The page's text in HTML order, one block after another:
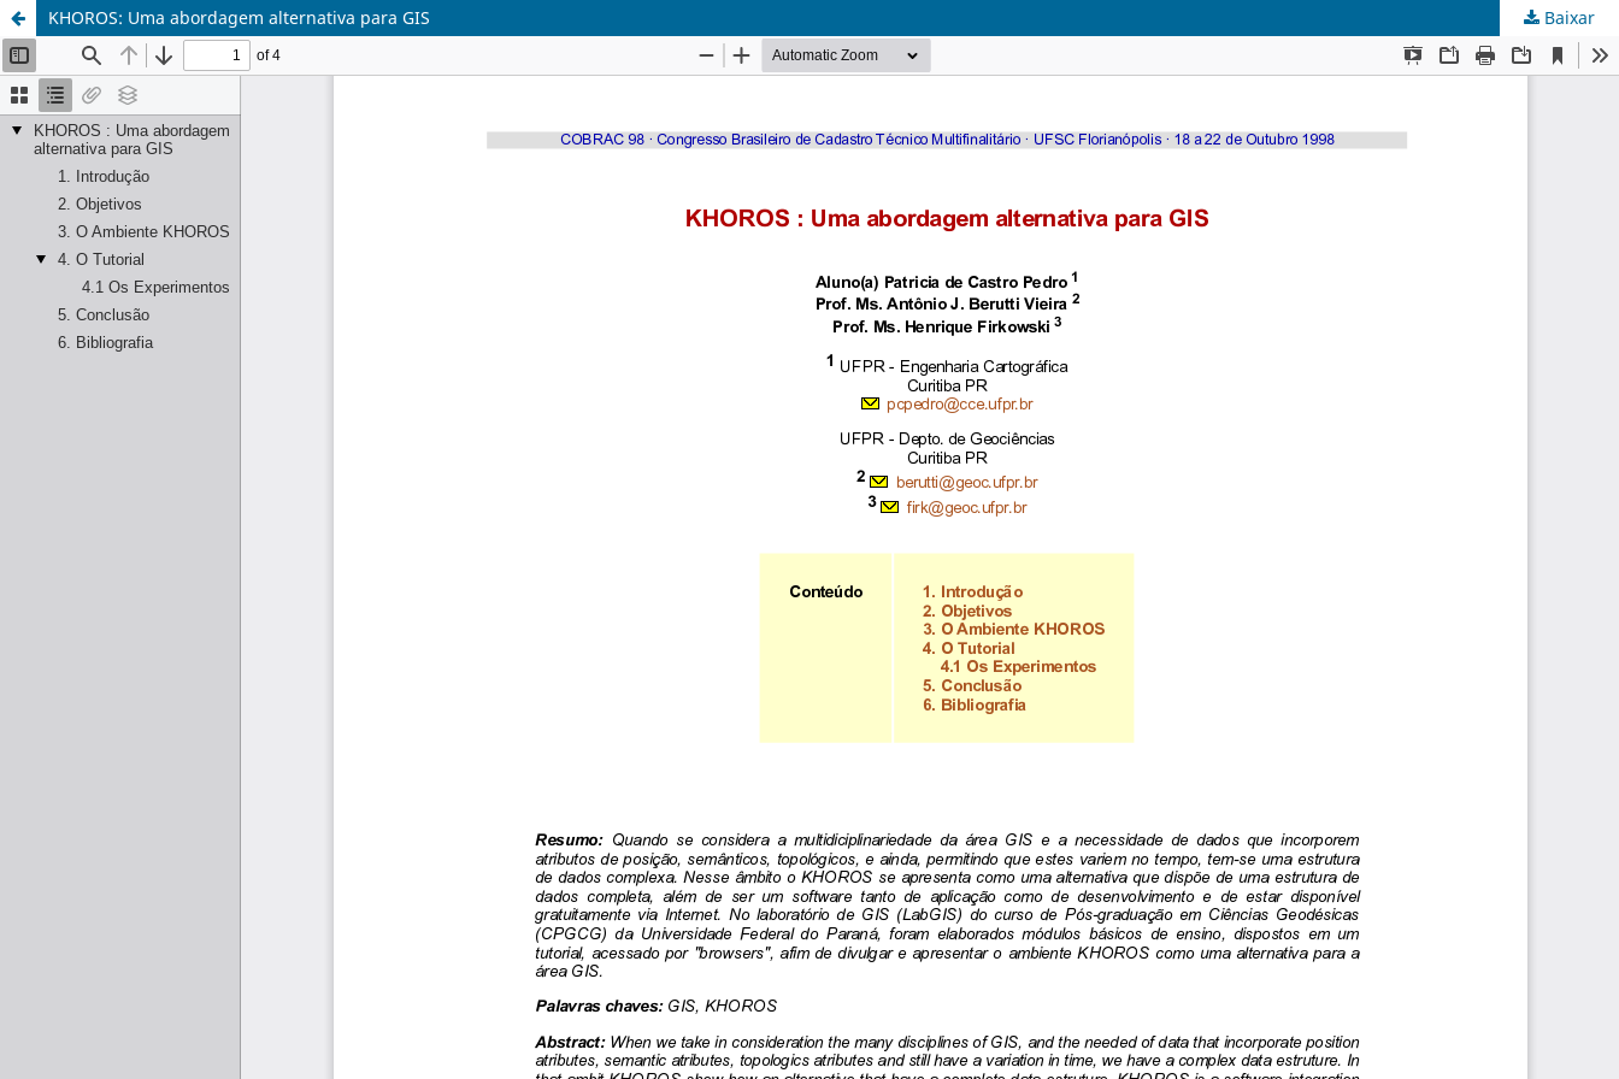
KHOROS: Uma abordagem alternativa para GIS Baixar